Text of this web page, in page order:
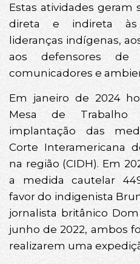
Estas atividades geram
direta e indireta às
lideranças indígenas,
aos defensores de
comunicadores e
Em janeiro de 2024
Mesa de Trabalho
implantação das
Corte Interamericana
na região (CIDH). Em
a medida cautelar
favor do indigenista
jornalista britânico
junho de 2022, ambos
realizarem uma